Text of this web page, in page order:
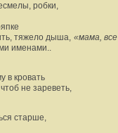
робки,
тяжело дыша, «мама, все
именами..
в кровать
не зареветь,
старше,